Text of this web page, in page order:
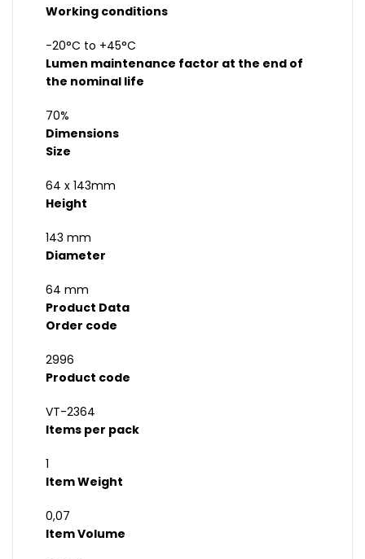
Working conditions
-20°C to +45°C
Lumen maintenance factor at the end of
the nominal life
70%
Dimensions
Size
64 x 143mm
Height
143 mm
Diameter
64 mm
Product Data
Order code
2996
Product code
VT-2364
Items per pack
1
Item Weight
0,07
Item Volume